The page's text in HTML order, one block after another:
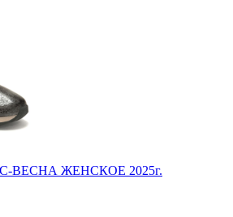
ВЕСНА ЖЕНСКОЕ 2025г.